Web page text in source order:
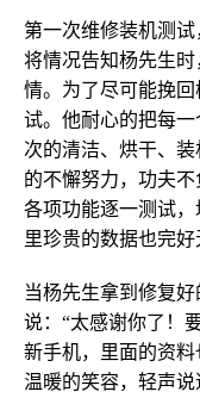
第一次维修装机测
将情况告知杨先生
情。为了尽可能挽
试。他耐心的把每
次的清洁、烘干、
的不懈努力，功夫不
各项功能逐一测试
里珍贵的数据也完好
当杨先生拿到修复
说：“太感谢你了！
新手机，里面的资
温暖的笑容，轻声